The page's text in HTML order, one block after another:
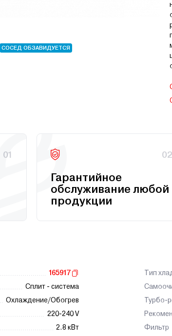
СОСЕД ОБЗАВИДУЕТСЯ
01 02
Гарантийное
обслуживание любой
продукции
165917
Сплит - система
Охлаждение/Обогрев
220-240 V
2.8 кВт
Тип
Турбо-
Фильтр